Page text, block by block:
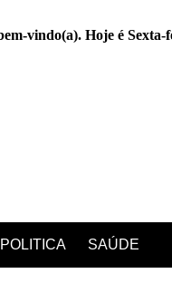
vindo(a). Hoje é Sexta-
POLITICA SAÚDE